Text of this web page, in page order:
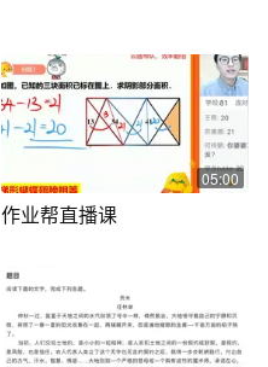
05:00
作业帮直播课